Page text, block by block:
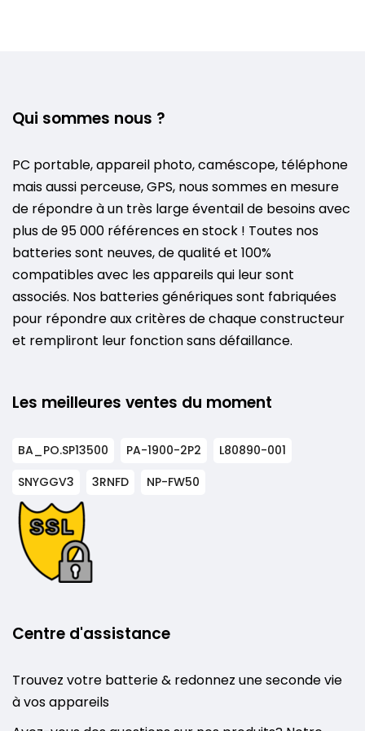
Qui sommes nous ?
PC portable, appareil photo, caméscope, téléphone
mais aussi perceuse, GPS, nous sommes en mesure
de répondre à un très large éventail de besoins avec
plus de 95 000 références en stock ! Toutes nos
batteries sont neuves, de qualité et 100%
compatibles avec les appareils qui leur sont
associés. Nos batteries génériques sont fabriquées
pour répondre aux critères de chaque constructeur
et rempliront leur fonction sans défaillance.
Les meilleures ventes du moment
BA_PO.SP13500 PA-1900-2P2
L80890-001
SNYGGV3
3RNFD NP-FW50
Centre d'assistance
Trouvez votre batterie & redonnez une seconde vie
à vos appareils